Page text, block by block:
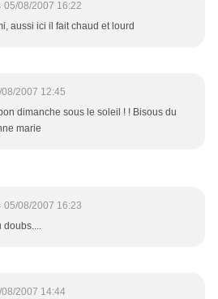
05/08/2007 16:22
aussi ici il fait chaud et lourd
2007 12:45
dimanche sous le soleil ! ! Bisous du
marie
05/08/2007 16:23
doubs....
2007 14:44